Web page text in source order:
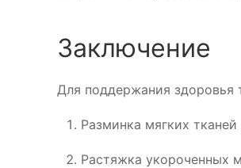
Заключение
Для поддержания здоровья
Разминка мягких
Растяжка укороченных